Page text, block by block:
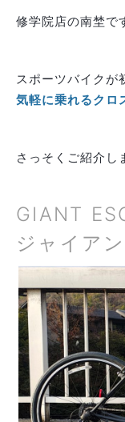
修学院店の南埜で
スポーツバイクが
気軽に乗れるクロ
さっそくご紹介し
GIANT
ジャイア